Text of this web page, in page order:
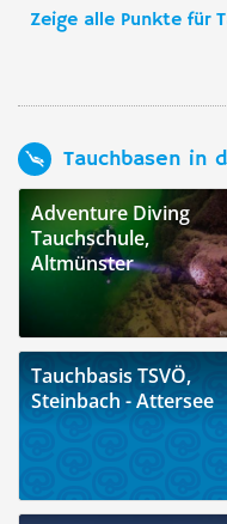
Zeige alle Punkte für
Tauchbasen in
Adventure Diving
Tauchschule,
Altmünster
Tauchbasis TSVÖ,
Steinbach - Attersee